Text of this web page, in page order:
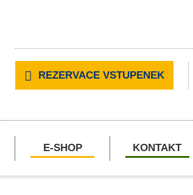
REZERVACE VSTUPENEK
E-SHOP KONTAKT